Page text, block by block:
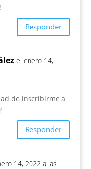
Responder
el enero 14,
de inscribirme a
Responder
14, 2022 a las